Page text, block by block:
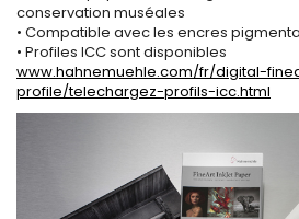
conservation muséales
• Compatible avec les encres
• Profiles ICC sont disponibles
www.hahnemuehle.com/fr/digital-
profile/telechargez-profils-icc.html